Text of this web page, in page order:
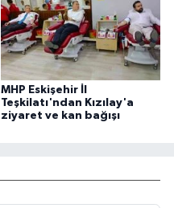
MHP Eskişehir İl
Teşkilatı'ndan Kızılay'a
ziyaret ve kan bağışı